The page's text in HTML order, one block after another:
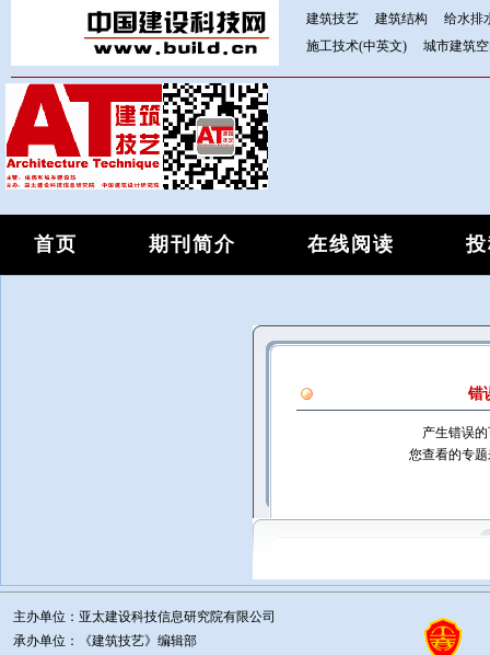
建筑技艺 建筑结构
给水排
施工技术(中英文)
城市建筑
首页 期刊简介 在线阅读
错
产生错误
您查看的专
主办单位：亚太建设科技信息研究院有限公司
承办单位：《建筑技艺》编辑部